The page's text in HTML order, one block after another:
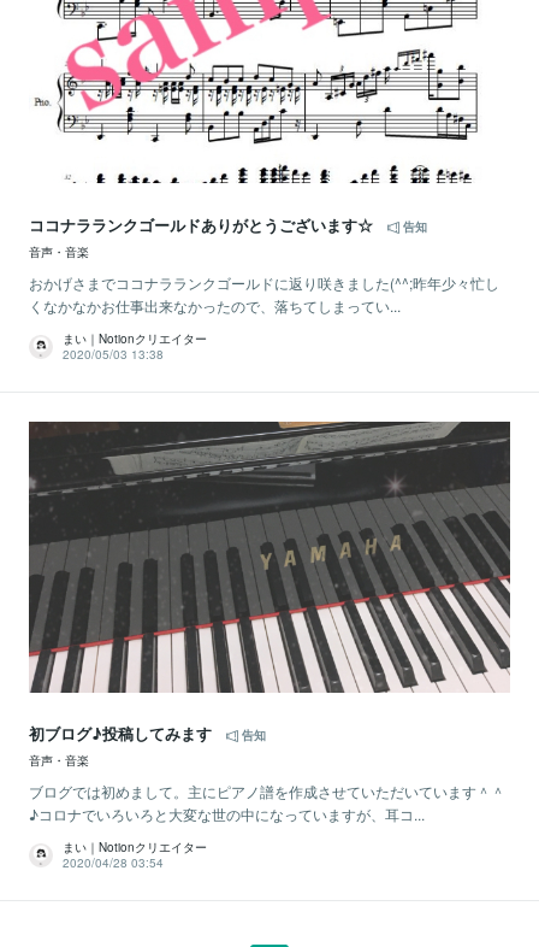
ココナラランクゴールドありがとうございます☆
告知
音声・音楽
おかげさまでココナラランクゴールドに返り咲きました(^^;昨年少々忙し
くなかなかお仕事出来なかったので、落ちてしまってい...
まい｜Notionクリエイター
2020/05/03 13:38
初ブログ♪投稿してみます
告知
音声・音楽
ブログでは初めまして。主にピアノ譜を作成させていただいています＾＾
♪コロナでいろいろと大変な世の中になっていますが、耳コ...
まい｜Notionクリエイター
2020/04/28 03:54